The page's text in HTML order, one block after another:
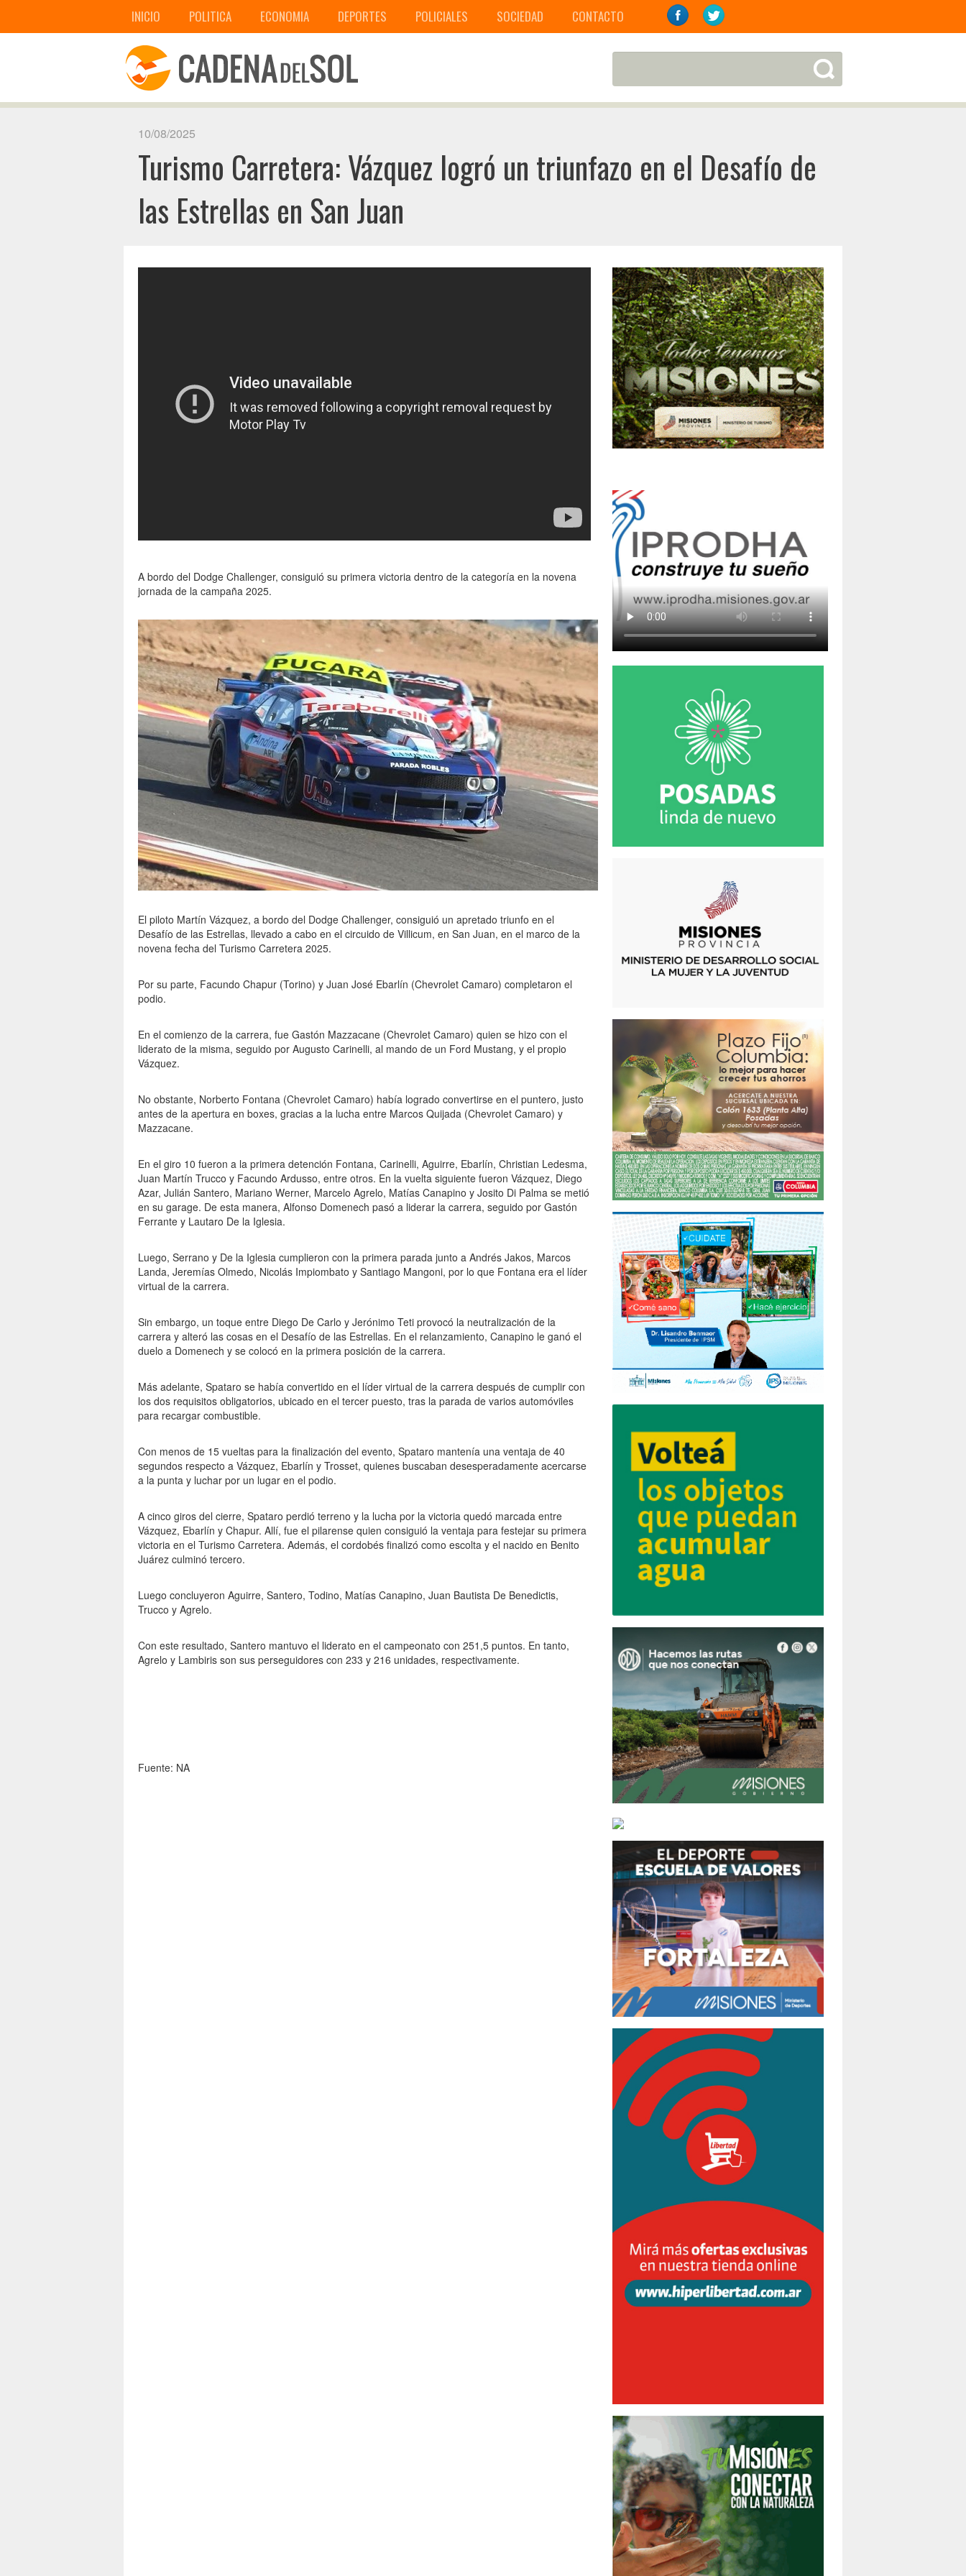
INICIO POLITICA ECONOMIA DEPORTES POLICIALES SOCIEDAD CONTACTO
10/08/2025
Turismo Carretera: Vázquez logró un triunfazo en el Desafío de
las Estrellas en San Juan
A bordo del Dodge Challenger, consiguió su primera victoria dentro de la categoría en la novena
jornada de la campaña 2025.
El piloto Martín Vázquez, a bordo del Dodge Challenger, consiguió un apretado triunfo en el
Desafío de las Estrellas, llevado a cabo en el circuido de Villicum, en San Juan, en el marco de la
novena fecha del Turismo Carretera 2025.
Por su parte, Facundo Chapur (Torino) y Juan José Ebarlín (Chevrolet Camaro) completaron el
podio.
En el comienzo de la carrera, fue Gastón Mazzacane (Chevrolet Camaro) quien se hizo con el
liderato de la misma, seguido por Augusto Carinelli, al mando de un Ford Mustang, y el propio
Vázquez.
No obstante, Norberto Fontana (Chevrolet Camaro) había logrado convertirse en el puntero, justo
antes de la apertura en boxes, gracias a la lucha entre Marcos Quijada (Chevrolet Camaro) y
Mazzacane.
En el giro 10 fueron a la primera detención Fontana, Carinelli, Aguirre, Ebarlín, Christian Ledesma,
Juan Martín Trucco y Facundo Ardusso, entre otros. En la vuelta siguiente fueron Vázquez, Diego
Azar, Julián Santero, Mariano Werner, Marcelo Agrelo, Matías Canapino y Josito Di Palma se metió
en su garage. De esta manera, Alfonso Domenech pasó a liderar la carrera, seguido por Gastón
Ferrante y Lautaro De la Iglesia.
Luego, Serrano y De la Iglesia cumplieron con la primera parada junto a Andrés Jakos, Marcos
Landa, Jeremías Olmedo, Nicolás Impiombato y Santiago Mangoni, por lo que Fontana era el líder
virtual de la carrera.
Sin embargo, un toque entre Diego De Carlo y Jerónimo Teti provocó la neutralización de la
carrera y alteró las cosas en el Desafío de las Estrellas. En el relanzamiento, Canapino le ganó el
duelo a Domenech y se colocó en la primera posición de la carrera.
Más adelante, Spataro se había convertido en el líder virtual de la carrera después de cumplir con
los dos requisitos obligatorios, ubicado en el tercer puesto, tras la parada de varios automóviles
para recargar combustible.
Con menos de 15 vueltas para la finalización del evento, Spataro mantenía una ventaja de 40
segundos respecto a Vázquez, Ebarlín y Trosset, quienes buscaban desesperadamente acercarse
a la punta y luchar por un lugar en el podio.
A cinco giros del cierre, Spataro perdió terreno y la lucha por la victoria quedó marcada entre
Vázquez, Ebarlín y Chapur. Allí, fue el pilarense quien consiguió la ventaja para festejar su primera
victoria en el Turismo Carretera. Además, el cordobés finalizó como escolta y el nacido en Benito
Juárez culminó tercero.
Luego concluyeron Aguirre, Santero, Todino, Matías Canapino, Juan Bautista De Benedictis,
Trucco y Agrelo.
Con este resultado, Santero mantuvo el liderato en el campeonato con 251,5 puntos. En tanto,
Agrelo y Lambiris son sus perseguidores con 233 y 216 unidades, respectivamente.
Fuente: NA